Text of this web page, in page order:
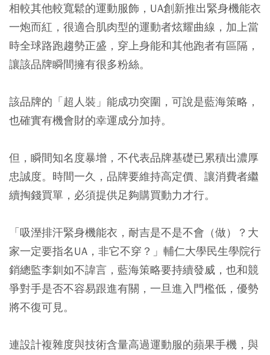
相較其他較寬鬆的運動服飾，UA創新推出緊身機能衣
一炮而紅，很適合肌肉型的運動者炫耀曲線，加上當
時全球路跑趨勢正盛，穿上身能和其他跑者有區隔，
讓該品牌瞬間擁有很多粉絲。
該品牌的「超人裝」能成功突圍，可說是藍海策略，
也確實有機會財的幸運成分加持。
但，瞬間知名度暴增，不代表品牌基礎已累積出濃厚
忠誠度。時間一久，品牌要維持高定價、讓消費者繼
續掏錢買單，必須提供足夠購買動力才行。
「吸溼排汗緊身機能衣，耐吉是不是不會（做）？大
家一定要指名UA，非它不穿？」輔仁大學民生學院行
銷總監李釧如不諱言，藍海策略要持續發威，也和競
爭對手是否不容易跟進有關，一旦進入門檻低，優勢
將不復可見。
連設計複雜度與技術含量高過運動服的蘋果手機，與